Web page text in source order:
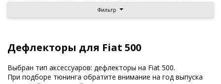
Фильтр
Дефлекторы для Fiat 500
Выбран тип аксессуаров: дефлекторы на Fiat 500.
При подборе тюнинга обратите внимание на год выпуска